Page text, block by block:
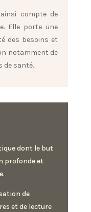
compte de
Elle porte une
des besoins et
notamment de
de santé…
dont le but
profonde et
de
et de lecture